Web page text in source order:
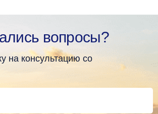
вопросы?
на консультацию со